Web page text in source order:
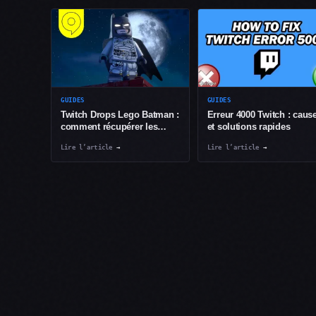
GUIDES
Twitch Drops Lego Batman :
comment récupérer les
Lire l’article →
GUIDES
Erreur 4000 Twitch :
et solutions rapides
Lire l’article →